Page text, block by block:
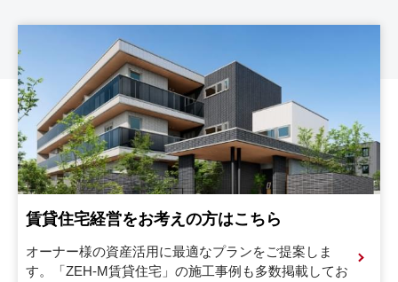
賃貸住宅経営をお考えの方はこちら
オーナー様の資産活用に最適なプランをご提案しま
す。
「ZEH-M賃貸住宅」の施工事例も多数掲載してお